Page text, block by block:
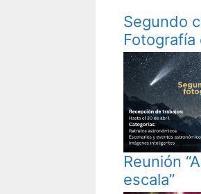
Segundo
Fotografía
Reunión
escala”